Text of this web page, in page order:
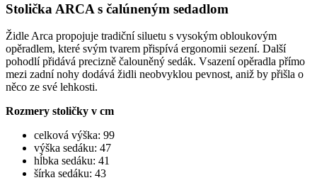
Stolička ARCA s čalúneným sedadlom
Židle Arca propojuje tradiční siluetu s vysokým obloukovým
opěradlem, které svým tvarem přispívá ergonomii sezení. Další
pohodlí přidává precizně čalouněný sedák. Vsazení opěradla přímo
mezi zadní nohy dodává židli neobvyklou pevnost, aniž by přišla o
něco ze své lehkosti.
Rozmery stoličky v cm
celková výška: 99
výška sedáku: 47
hĺbka sedáku: 41
šírka sedáku: 43